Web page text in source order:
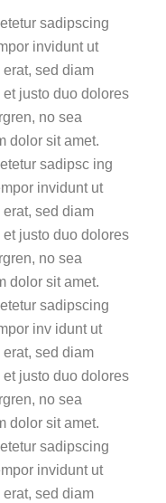
sadipscing
invidunt ut
sed diam
justo duo dolores
no sea
dolor sit amet.
sadipsc ing
invidunt ut
sed diam
justo duo dolores
no sea
dolor sit amet.
sadipscing
inv idunt ut
sed diam
justo duo dolores
no sea
dolor sit amet.
sadipscing
invidunt ut
sed diam